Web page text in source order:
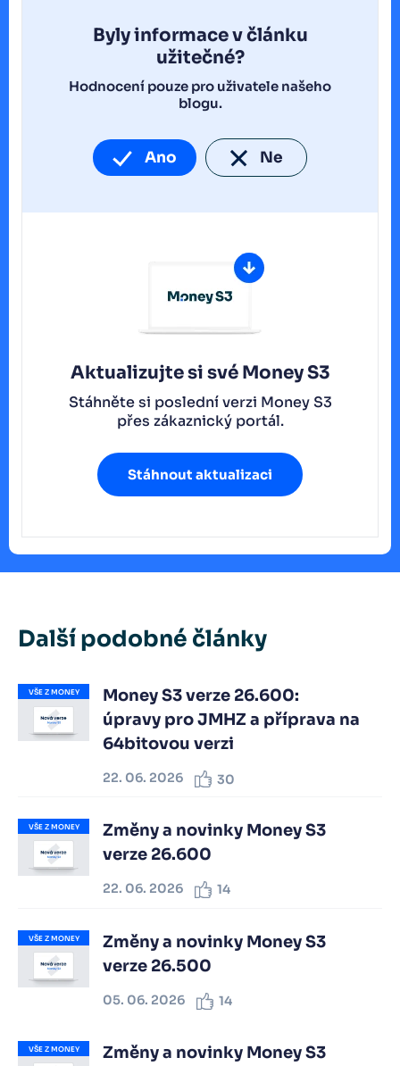
Byly informace v článku
užitečné?
Hodnocení pouze pro uživatele našeho
blogu.
Ano Ne
Aktualizujte si své Money S3
Stáhněte si poslední verzi Money S3
přes zákaznický portál.
Stáhnout aktualizaci
Další podobné články
VŠE Z MONEY
Money S3 verze 26.600:
úpravy pro JMHZ a příprava na
64bitovou verzi
22. 06. 2026 30
VŠE Z MONEY
Změny a novinky Money S3
verze 26.600
22. 06. 2026 14
VŠE Z MONEY
Změny a novinky Money S3
verze 26.500
05. 06. 2026 14
VŠE Z MONEY
Změny a novinky Money S3